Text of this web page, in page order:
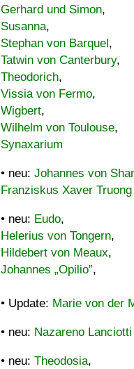
Gerhard und Simon,
Susanna,
Stephan von Barquel,
Tatwin von Canterbury,
Theodorich,
Vissia von Fermo,
Wigbert,
Wilhelm von Toulouse,
Synaxarium
• neu: Johannes von
Franziskus Xaver
• neu: Eudo,
Helerius von Tongern,
Hildebert von Meaux,
Johannes „Opilio”,
• Update: Marie von der
• neu: Nazareno Lanciotti
• neu: Theodosia,